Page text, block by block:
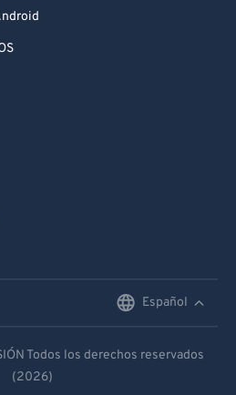
Español
Español
Todos los derechos reservados
(2026)